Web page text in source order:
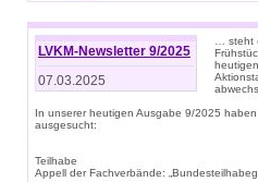
LVKM-Newsletter 9/2025
07.03.2025
… steht
In unserer heutigen Ausgabe 9/2025
ausgesucht:
Teilhabe
Appell der Fachverbände: